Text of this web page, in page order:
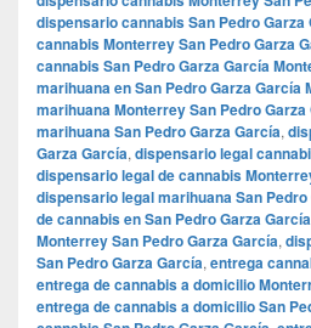
dispensario cannabis San Pedro Garza
cannabis Monterrey San Pedro Garza
cannabis San Pedro Garza García
marihuana en San Pedro Garza García
marihuana Monterrey San Pedro Garza
marihuana San Pedro Garza García,
Garza García, dispensario legal
dispensario legal de cannabis
dispensario legal marihuana San
de cannabis en San Pedro Garza García
Monterrey San Pedro Garza García,
San Pedro Garza García, entrega
entrega de cannabis a domicilio
entrega de cannabis a domicilio San